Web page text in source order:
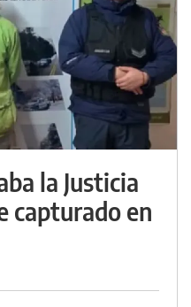
la Justicia
capturado en